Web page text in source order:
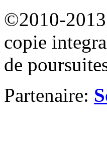
©2010-2013
copie
de
Partenaire: